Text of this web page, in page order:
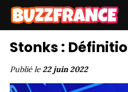
Stonks :
Publié le22 juin 2022